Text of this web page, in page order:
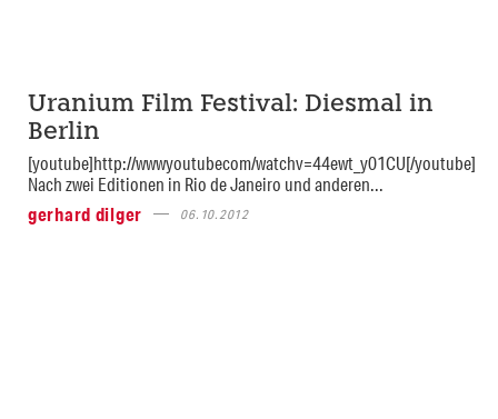
Uranium Film Festival: Diesmal in
Berlin
[youtube]http://wwwyoutubecom/watchv=44ewt_y01CU[/youtube]
Nach zwei Editionen in Rio de Janeiro und anderen...
gerhard dilger
06.10.2012